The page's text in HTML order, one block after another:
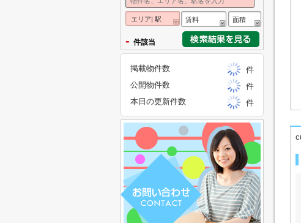
エリア| 駅 賃料 面積
- 件該当
掲載物件数
件
公開物件数
件
本日の更新件数
件